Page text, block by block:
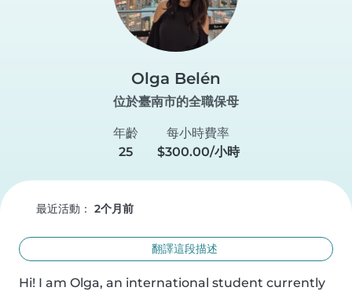
Olga Belén
位於臺南市的全職保母
年齡
25
每小時費率
$300.00/小時
最近活動： 2个月前
翻譯這段描述
Hi! I am Olga, an international student currently